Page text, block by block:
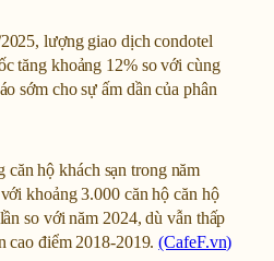
lượng giao dịch condotel
tăng khoảng 12% so với cùng
sớm cho sự ấm dần của phân
hộ khách sạn trong năm
khoảng 3.000 căn hộ căn hộ
so với năm 2024, dù vẫn thấp
cao điểm 2018-2019.(CafeF.vn)